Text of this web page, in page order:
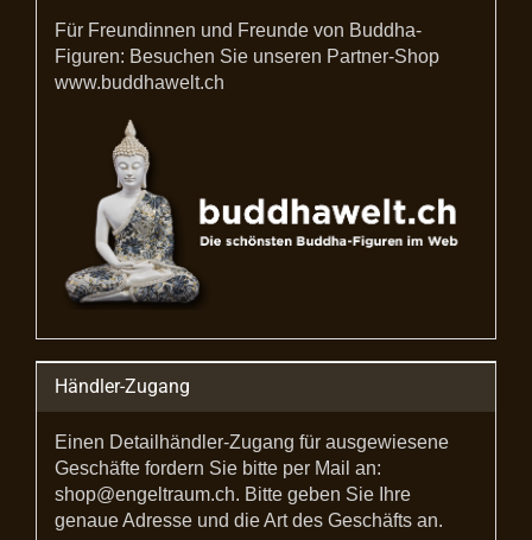
Für Freundinnen und Freunde von Buddha-
Figuren: Besuchen Sie unseren Partner-Shop
www.buddhawelt.ch
Händler-Zugang
Einen Detailhändler-Zugang für ausgewiesene
Geschäfte fordern Sie bitte per Mail an:
shop@engeltraum.ch. Bitte geben Sie Ihre
genaue Adresse und die Art des Geschäfts an.